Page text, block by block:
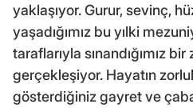
yaklaşıyor. Gurur, sevinç,
yaşadığımız bu yılki
taraflarıyla sınandığımız
gerçekleşiyor. Hayatın
gösterdiğiniz gayret ve